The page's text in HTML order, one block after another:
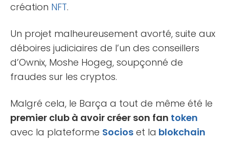
création NFT.
Un projet malheureusement avorté, suite aux
déboires judiciaires de l’un des conseillers
d’Ownix, Moshe Hogeg, soupçonné de
fraudes sur les cryptos.
Malgré cela, le Barça a tout de même été le
premier club à avoir créer son fan token
avec la plateforme Socios et la blokchain